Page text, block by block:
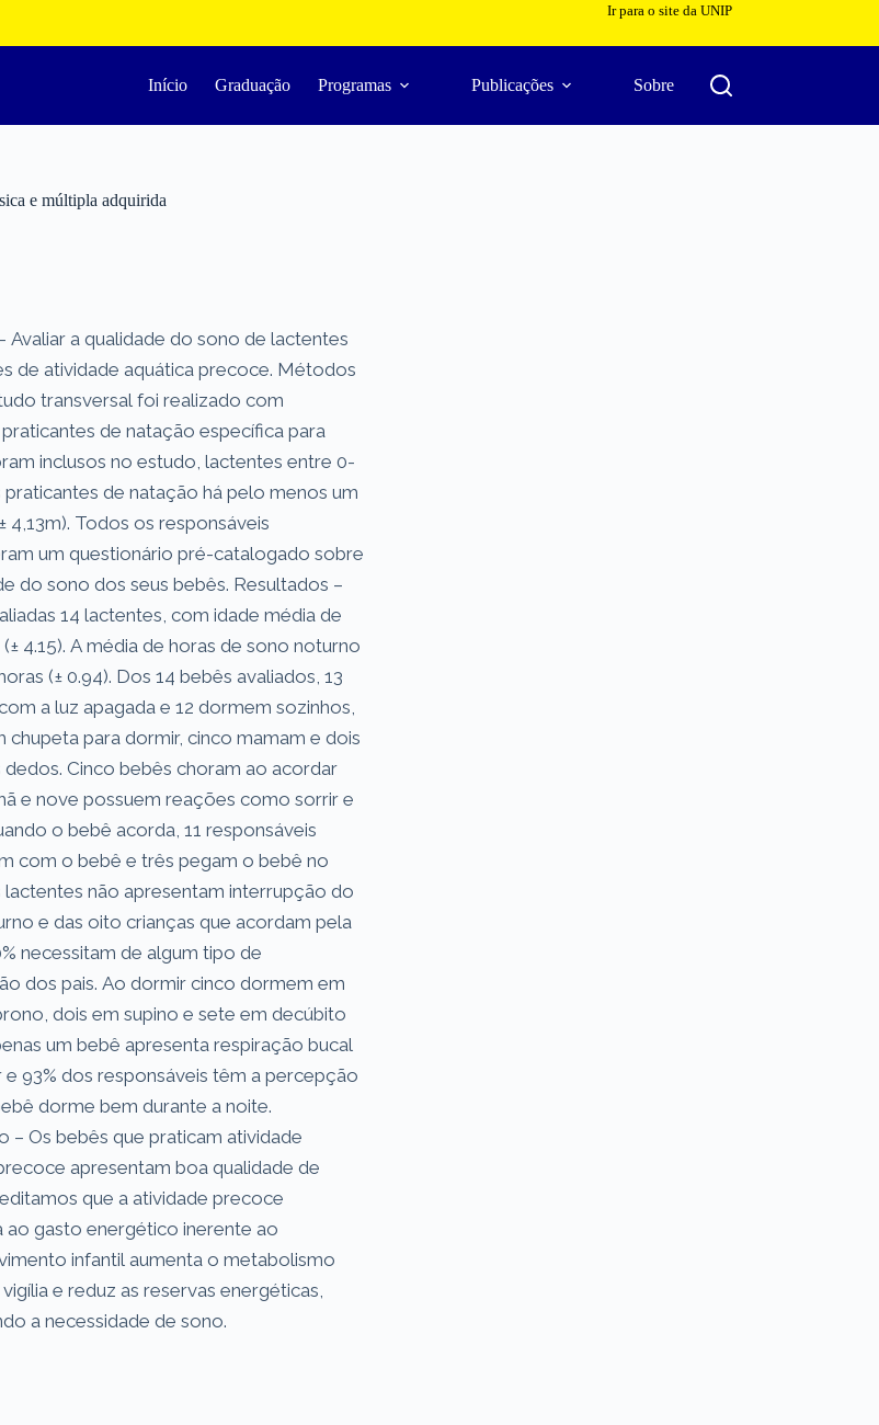
Ir para o site da UNIP
Início Graduação Programas Publicações Sobre
e múltipla adquirida
Avaliar a qualidade do sono de lactentes
de atividade aquática precoce. Métodos
transversal foi realizado com
de natação específica para
inclusos no estudo, lactentes entre 0-
praticantes de natação há pelo menos um
4,13m). Todos os responsáveis
um questionário pré-catalogado sobre
do sono dos seus bebês. Resultados –
14 lactentes, com idade média de
4.15). A média de horas de sono noturno
(± 0.94). Dos 14 bebês avaliados, 13
a luz apagada e 12 dormem sozinhos,
chupeta para dormir, cinco mamam e dois
dedos. Cinco bebês choram ao acordar
e nove possuem reações como sorrir e
o bebê acorda, 11 responsáveis
com o bebê e três pegam o bebê no
lactentes não apresentam interrupção do
e das oito crianças que acordam pela
necessitam de algum tipo de
dos pais. Ao dormir cinco dormem em
dois em supino e sete em decúbito
um bebê apresenta respiração bucal
93% dos responsáveis têm a percepção
dorme bem durante a noite.
– Os bebês que praticam atividade
apresentam boa qualidade de
que a atividade precoce
ao gasto energético inerente ao
infantil aumenta o metabolismo
e reduz as reservas energéticas,
a necessidade de sono.